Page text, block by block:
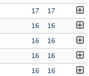
17 17
16 16
16 16
16 16
16 16